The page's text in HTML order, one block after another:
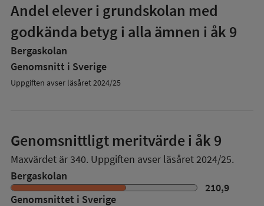
Andel elever i grundskolan med
godkända betyg i alla ämnen i åk 9
Bergaskolan
Genomsnitt i Sverige
Uppgiften avser läsåret 2024/25
Genomsnittligt meritvärde i åk 9
Maxvärdet är 340. Uppgiften avser läsåret 2024/25.
Bergaskolan
210,9
Genomsnittet i Sverige